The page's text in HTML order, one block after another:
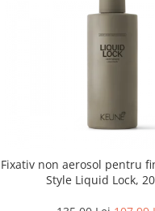
Fixativ non aerosol pentru
Style Liquid Lock,